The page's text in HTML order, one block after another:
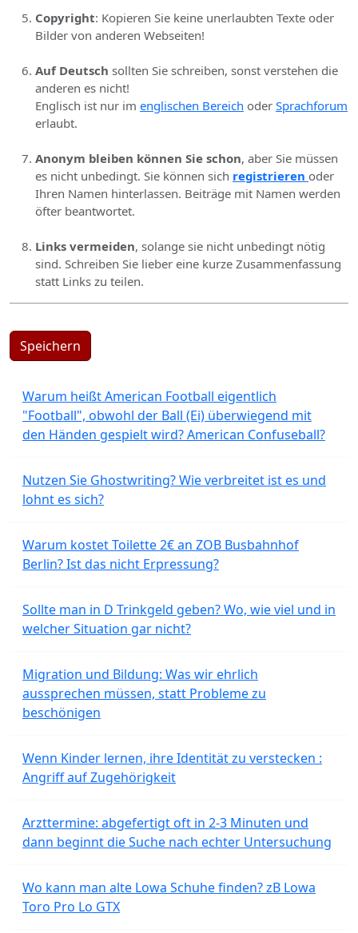
Copyright: Kopieren Sie keine unerlaubten Texte oder
Bilder von anderen Webseiten!
Auf Deutsch sollten Sie schreiben, sonst verstehen die
anderen es nicht!
Englisch ist nur im englischen Bereich oder Sprachforum
erlaubt.
Anonym bleiben können Sie schon, aber Sie müssen
es nicht unbedingt. Sie können sich registrieren oder
Ihren Namen hinterlassen. Beiträge mit Namen werden
öfter beantwortet.
Links vermeiden, solange sie nicht unbedingt nötig
sind. Schreiben Sie lieber eine kurze Zusammenfassung
statt Links zu teilen.
Speichern
Warum heißt American Football eigentlich
"Football", obwohl der Ball (Ei) überwiegend mit
den Händen gespielt wird? American Confuseball?
Nutzen Sie Ghostwriting? Wie verbreitet ist es und
lohnt es sich?
Warum kostet Toilette 2€ an ZOB Busbahnhof
Berlin? Ist das nicht Erpressung?
Sollte man in D Trinkgeld geben? Wo, wie viel und in
welcher Situation gar nicht?
Migration und Bildung: Was wir ehrlich
aussprechen müssen, statt Probleme zu
beschönigen
Wenn Kinder lernen, ihre Identität zu verstecken :
Angriff auf Zugehörigkeit
Arzttermine: abgefertigt oft in 2-3 Minuten und
dann beginnt die Suche nach echter Untersuchung
Wo kann man alte Lowa Schuhe finden? zB Lowa
Toro Pro Lo GTX